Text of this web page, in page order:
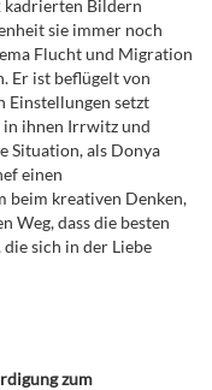
kadrierten Bildern
sie immer noch
Flucht und Migration
Er ist beflügelt von
Einstellungen setzt
in ihnen Irrwitz und
Situation, als Donya
einen
beim kreativen Denken,
Weg, dass die besten
sich in der Liebe
zum